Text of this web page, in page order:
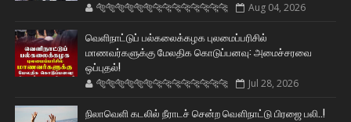
🐅🐅🐅🐅🐅🐅🐆🐆🐆🐆🐆🐆🐆🐆 Aug 04, 2026
வெளிநாட்டுப் பல்கலைக்கழக புலமைப்பரிசில்
மாணவர்களுக்கு மேலதிக கொடுப்பனவு: அமைச்சரவை
ஒப்புதல்!
🐅🐅🐅🐅🐅🐅🐆🐆🐆🐆🐆🐆🐆🐆 Jul 28, 2026
நிலாவெளி கடலில் நீராடச் சென்ற வௌிநாட்டு பிரஜை பலி..!